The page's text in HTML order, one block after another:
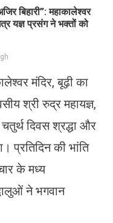
बिहारी”: महाकालेश्वर
यज्ञ प्रसंग ने भक्तों को
मंदिर, बूढ़ी का
श्री रुद्र महायज्ञ,
दिवस श्रद्धा और
प्रतिदिन की भांति
के मध्य
ने भगवान